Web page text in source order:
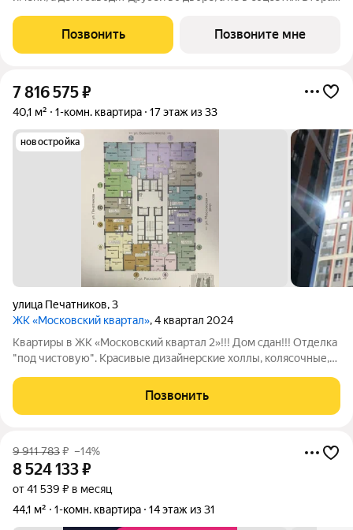
комфорта и особенное внимание к атмосфере
добрососедства. В первой очереди
Позвонить Позвоните мне
7 816 575₽
40,1 м² 1-комн. квартира 17 этаж из 33
новостройка
улица Печатников,3
ЖК «Московский квартал», 4 квартал 2024
Квартиры в ЖК «Московский квартал 2»!!! Дом сдан!!! Отделка
"под чистовую". Красивые дизайнерские холлы, колясочные,
видеонаблюдение. Большая и закрытая территория двора с
детскими площадками и
Позвонить
9 911 783₽ –14%
8 524 133₽
от 41 539 ₽ в месяц
44,1 м²
1-комн. квартира 14 этаж из 31